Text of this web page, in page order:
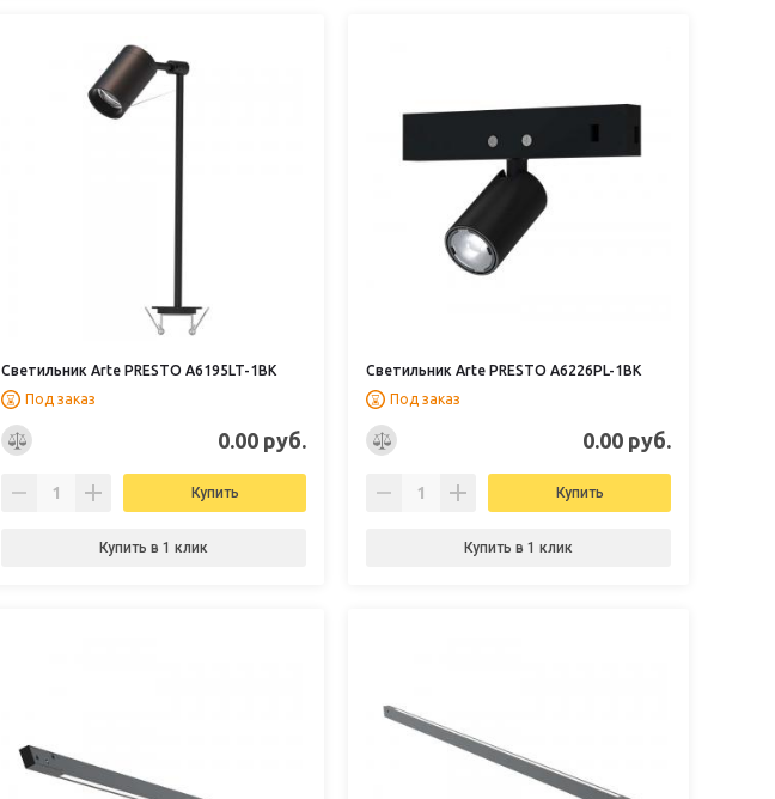
Светильник Arte PRESTO A6195LT-1BK
Под заказ
0.00 руб.
Купить
Купить в 1 клик
Светильник Arte PRESTO A6226PL-1BK
Под заказ
0.00 руб.
Купить
Купить в 1 клик